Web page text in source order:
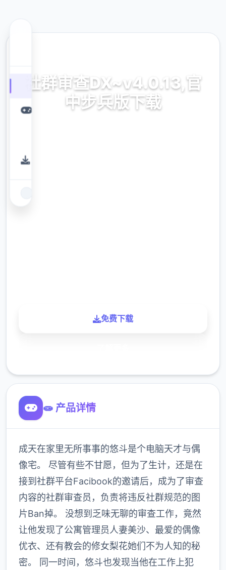
社群审查DX~v4.0.13,官
中步兵版下载
免费下载
🧫 产品详情
成天在家里无所事事的悠斗是个电脑天才与偶
像宅。 尽管有些不甘愿，但为了生计，还是在
接到社群平台Facibook的邀请后，成为了审查
内容的社群审查员，负责将违反社群规范的图
片Ban掉。 没想到乏味无聊的审查工作，竟然
让他发现了公寓管理员人妻美沙、最爱的偶像
优衣、还有教会的修女梨花她们不为人知的秘
密。 同一时间，悠斗也发现当他在工作上犯